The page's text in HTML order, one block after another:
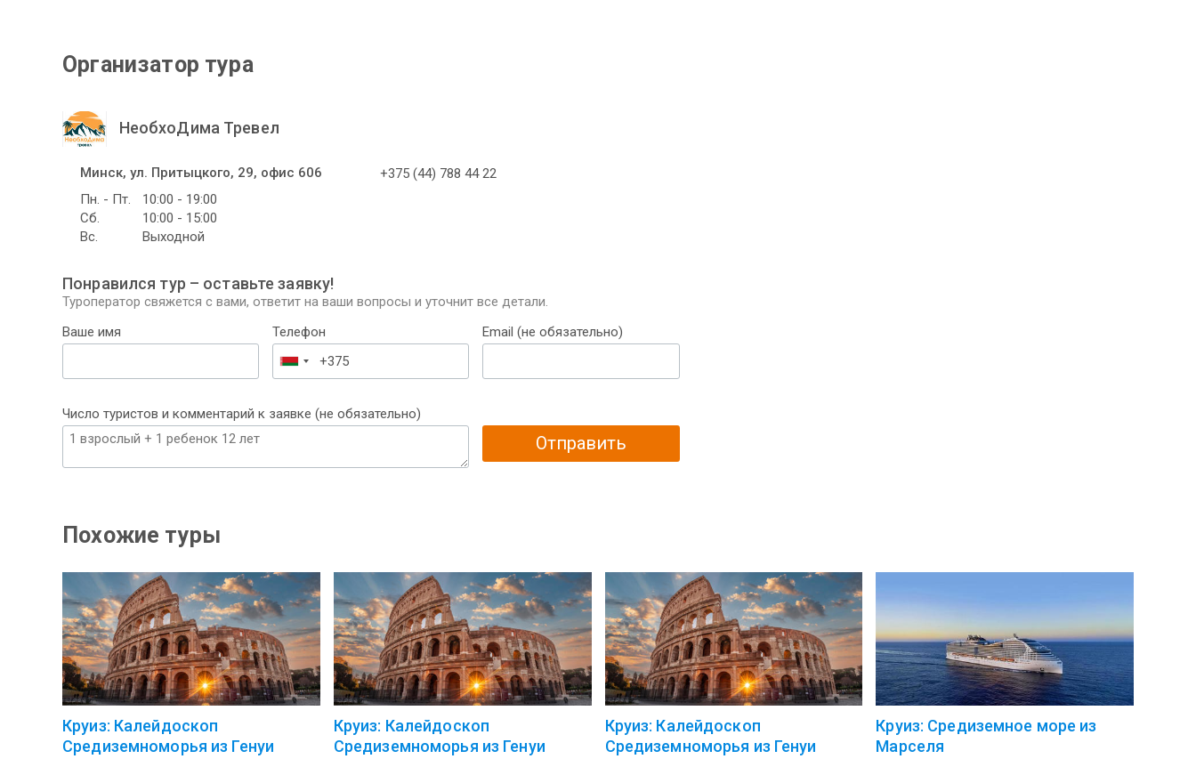
Организатор тура
НеобхоДима Тревел
Минск, ул. Притыцкого, 29, офис 606
Пн. - Пт.
10:00 - 19:00
Сб.
10:00 - 15:00
Вс.
Выходной
+375 (44) 788 44 22
Понравился тур – оставьте заявку!
Туроператор свяжется с вами, ответит на ваши вопросы и уточнит все детали.
Ваше имя
Телефон
Беларусь
+375
Email (не обязательно)
Число туристов и комментарий к заявке (не обязательно)
Отправить
Похожие туры
Круиз: Калейдоскоп
Средиземноморья из Генуи
Круиз: Калейдоскоп
Средиземноморья из Генуи
Круиз: Калейдоскоп
Средиземноморья из Генуи
Круиз: Средиземное море из
Марселя